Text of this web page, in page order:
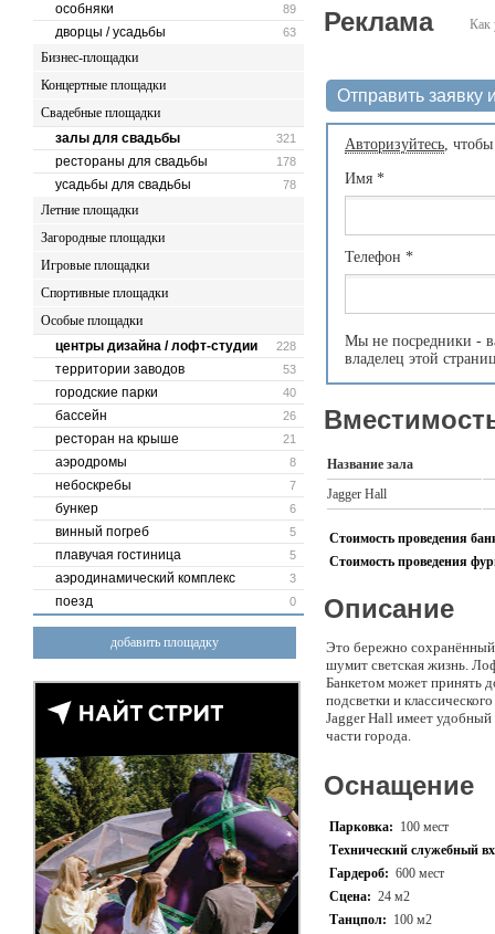
89
особняки
63
дворцы / усадьбы
Бизнес-площадки
Концертные площадки
Свадебные площадки
321
залы для свадьбы
178
рестораны для свадьбы
78
усадьбы для свадьбы
Летние площадки
Загородные площадки
Игровые площадки
Спортивные площадки
Особые площадки
228
центры дизайна / лофт-студии
53
территории заводов
40
городские парки
26
бассейн
21
ресторан на крыше
8
аэродромы
7
небоскребы
6
бункер
5
винный погреб
5
плавучая гостиница
3
аэродинамический комплекс
0
поезд
добавить площадку
Как
Реклама
Отправить заявку
Авторизуйтесь,
Имя *
Телефон *
Мы не посредники -
владелец этой
Название зала
Jagger Hall
Стоимость проведения
Стоимость проведения
Описание
Это бережно
шумит светская жизнь.
Банкетом может принять
подсветки и
Jagger Hall имеет удобный
части города.
Оснащение
Парковка: 100 мест
Технический служебный
Гардероб: 600 мест
Сцена: 24 м2
Танцпол: 100 м2